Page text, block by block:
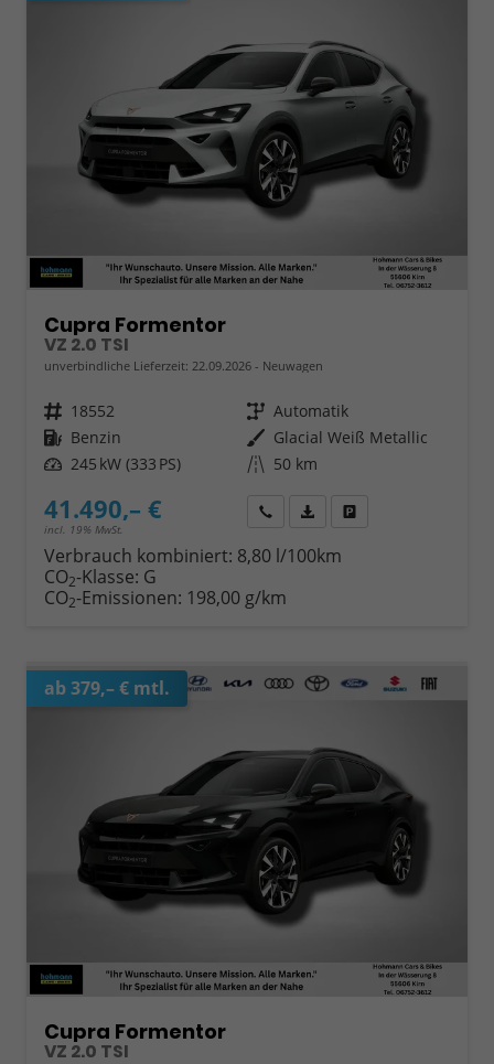
Cupra Formentor
VZ 2.0 TSI
unverbindliche Lieferzeit: 22.09.2026 Neuwagen
Fahrzeugnr. 18552 Getriebe Automatik
Kraftstoff Benzin Außenfarbe Glacial Weiß Metallic
Leistung 245 kW (333 PS) Kilometerstand 50 km
41.490,– €
incl. 19% MwSt.
Wir rufen Sie anFahrzeugexposé (PDF)
Verbrauch kombiniert: 8,80 l/100km
CO2-Klasse: G
CO2-Emissionen: 198,00 g/km
ab 379,– € mtl.
Cupra Formentor
VZ 2.0 TSI